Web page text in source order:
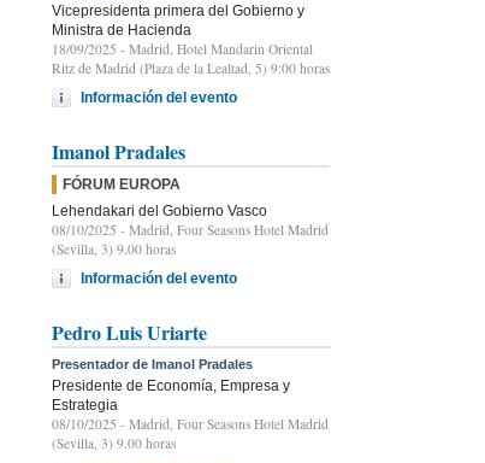
Vicepresidenta primera del Gobierno y
Ministra de Hacienda
18/09/2025 - Madrid, Hotel Mandarin Oriental
Ritz de Madrid (Plaza de la Lealtad, 5) 9:00 horas
Información del evento
Imanol Pradales
FÓRUM EUROPA
Lehendakari del Gobierno Vasco
08/10/2025 - Madrid, Four Seasons Hotel Madrid
(Sevilla, 3) 9.00 horas
Información del evento
Pedro Luis Uriarte
Presentador de Imanol Pradales
Presidente de Economía, Empresa y
Estrategia
08/10/2025 - Madrid, Four Seasons Hotel Madrid
(Sevilla, 3) 9.00 horas